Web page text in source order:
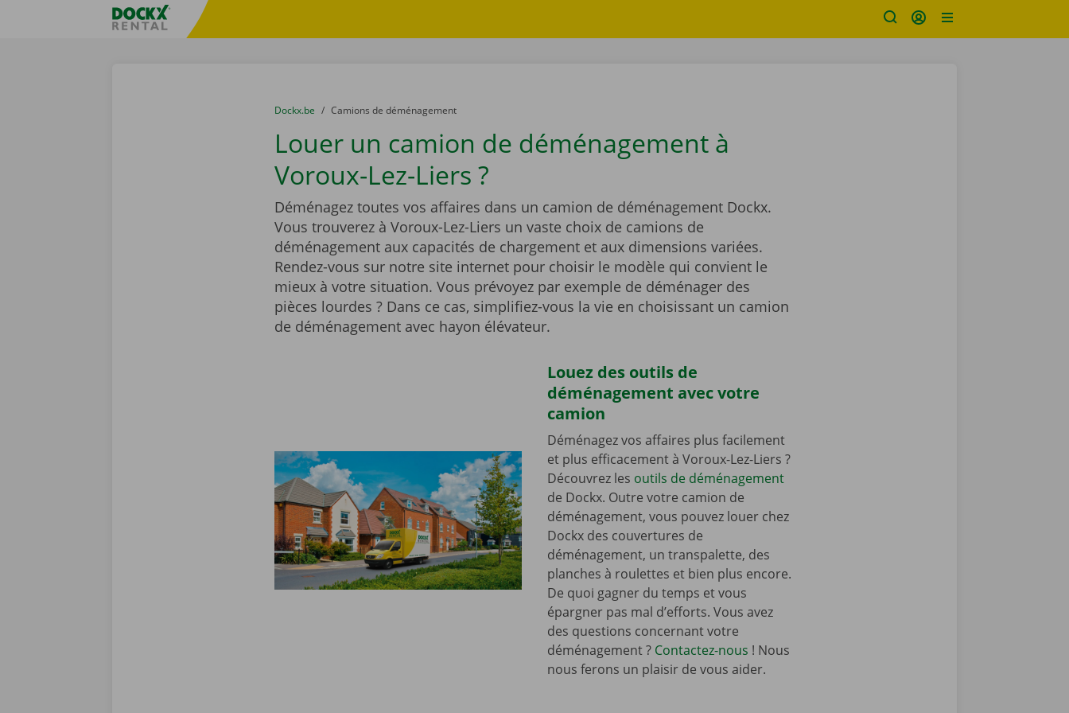
sitename
You are here:
du
Dockx.be to
Camions de déménagement
Louer un camion de déménagement à
Voroux-Lez-Liers ?
Déménagez toutes vos affaires dans un camion de déménagement Dockx.
Vous trouverez à Voroux-Lez-Liers un vaste choix de camions de
déménagement aux capacités de chargement et aux dimensions variées.
Rendez-vous sur notre site internet pour choisir le modèle qui convient le
mieux à votre situation. Vous prévoyez par exemple de déménager des
pièces lourdes ? Dans ce cas, simplifiez-vous la vie en choisissant un camion
de déménagement avec hayon élévateur.
Louez des outils de
déménagement avec votre
camion
Déménagez vos affaires plus facilement
et plus efficacement à Voroux-Lez-Liers ?
Découvrez les outils de déménagement
de Dockx. Outre votre camion de
déménagement, vous pouvez louer chez
Dockx des couvertures de
déménagement, un transpalette, des
planches à roulettes et bien plus encore.
De quoi gagner du temps et vous
épargner pas mal d’efforts. Vous avez
des questions concernant votre
déménagement ? Contactez-nous ! Nous
nous ferons un plaisir de vous aider.